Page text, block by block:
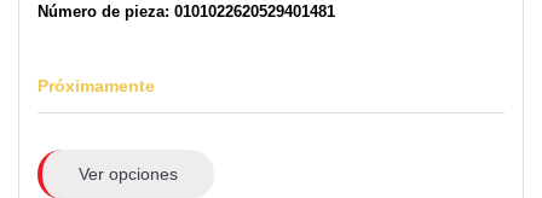
Número de pieza: 0101022620529401481
Próximamente
Ver opciones